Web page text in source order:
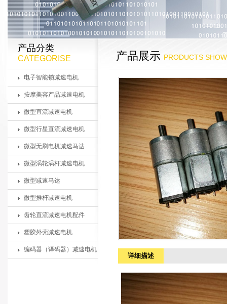
产品分类
CATEGORISE
电子智能锁减速电机
按摩美容产品减速电机
微型直流减速电机
微型行星直流减速电机
微型无刷电机减速马达
微型涡轮涡杆减速电机
微型减速马达
微型推杆减速电机
齿轮直流减速电机配件
塑胶外壳减速电机
编码器（译码器）减速电机
产品展示 PRODUCTS SHOW
详细描述